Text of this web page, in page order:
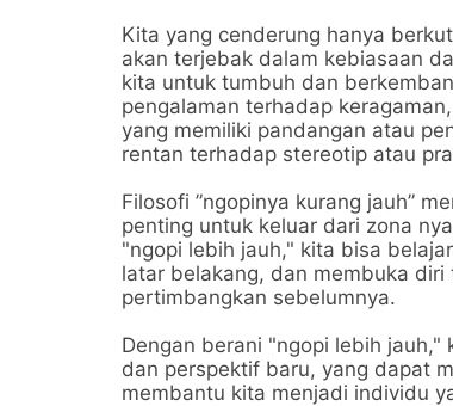
Kita yang cenderung hanya
akan terjebak dalam kebiasaan
kita untuk tumbuh dan
pengalaman terhadap
yang memiliki pandangan atau
rentan terhadap stereotip atau
Filosofi ”ngopinya kurang jauh”
penting untuk keluar dari zona
"ngopi lebih jauh," kita bisa
latar belakang, dan membuka
pertimbangkan sebelumnya.
Dengan berani "ngopi lebih
dan perspektif baru, yang dapat
membantu kita menjadi individu